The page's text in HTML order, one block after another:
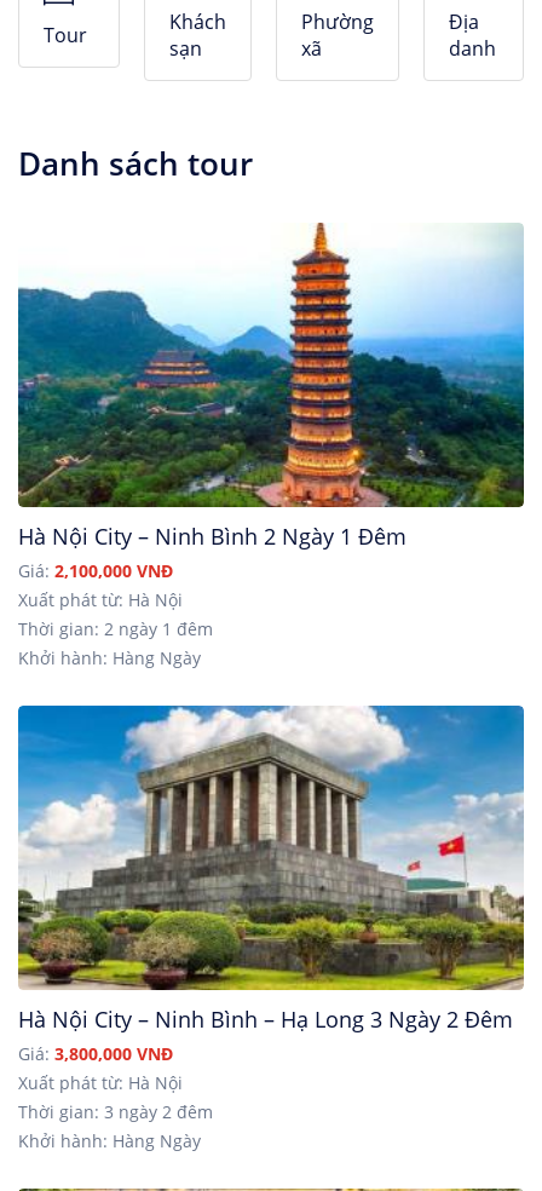
Căn hộ dịch vụ
Tour
Khách
sạn
Phường
xã
Địa
danh
Danh sách tour
Hà Nội City – Ninh Bình 2 Ngày 1 Đêm
Giá: 2,100,000 VNĐ
Xuất phát từ: Hà Nội
Thời gian: 2 ngày 1 đêm
Khởi hành: Hàng Ngày
Hà Nội City – Ninh Bình – Hạ Long 3 Ngày 2 Đêm
Giá: 3,800,000 VNĐ
Xuất phát từ: Hà Nội
Thời gian: 3 ngày 2 đêm
Khởi hành: Hàng Ngày